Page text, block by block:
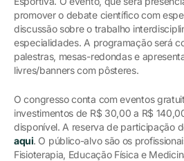
promover o debate científico com
discussão sobre o trabalho
especialidades. A programação será
palestras, mesas-redondas e
livres/banners com pôsteres.
O congresso conta com eventos
investimentos de R$ 30,00 a R$
disponível. A reserva de participação
aqui. O público-alvo são os
Fisioterapia, Educação Física e